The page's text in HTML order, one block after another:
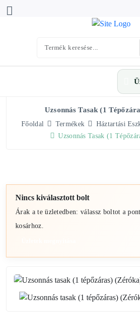
Uzsonnás Tasak (1
Főoldal Termékek
Háztartási
Uzsonnás Tasak (1
Nincs kiválasztott bolt
Árak a te üzletedben: válassz boltot a
kosárhoz.